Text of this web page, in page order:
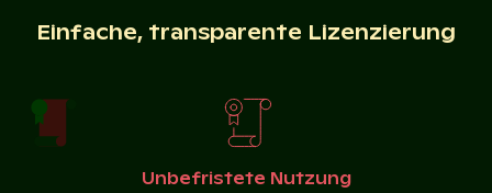
Plaka-Wald grünen Blättern mit Wirbeleffekt
Sonnentag
Einfache, transparente Lizenzierung
Unbefristete Nutzung